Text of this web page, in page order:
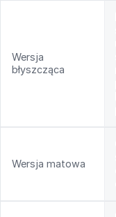
Wersja
błyszcząca
Wersja matowa